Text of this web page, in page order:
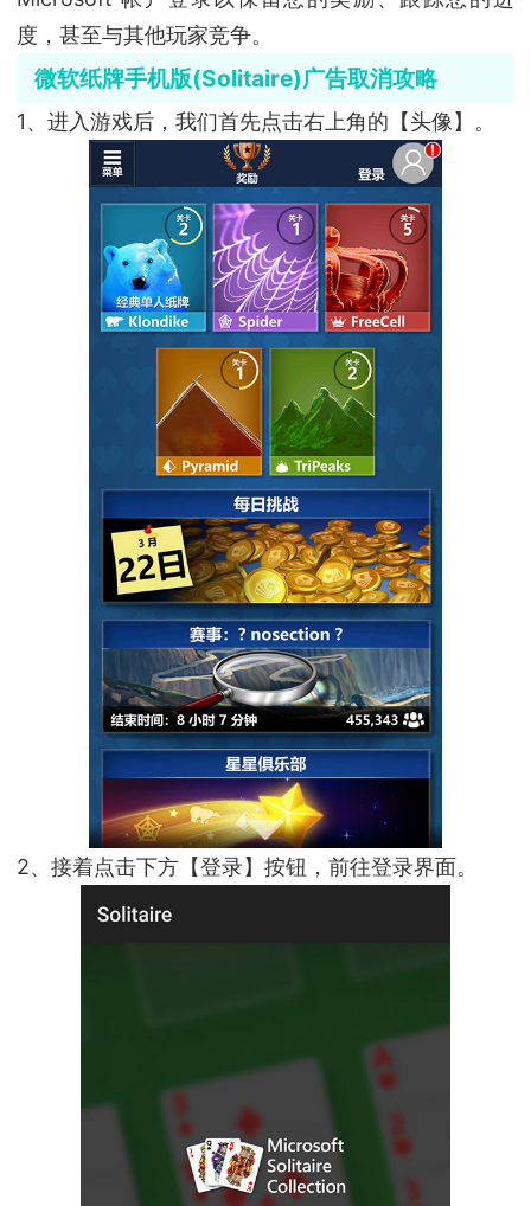
度，甚至与其他玩家竞争。
微软纸牌手机版(Solitaire)广告取消攻略
1、进入游戏后，我们首先点击右上角的【头像】。
2、接着点击下方【登录】按钮，前往登录界面。